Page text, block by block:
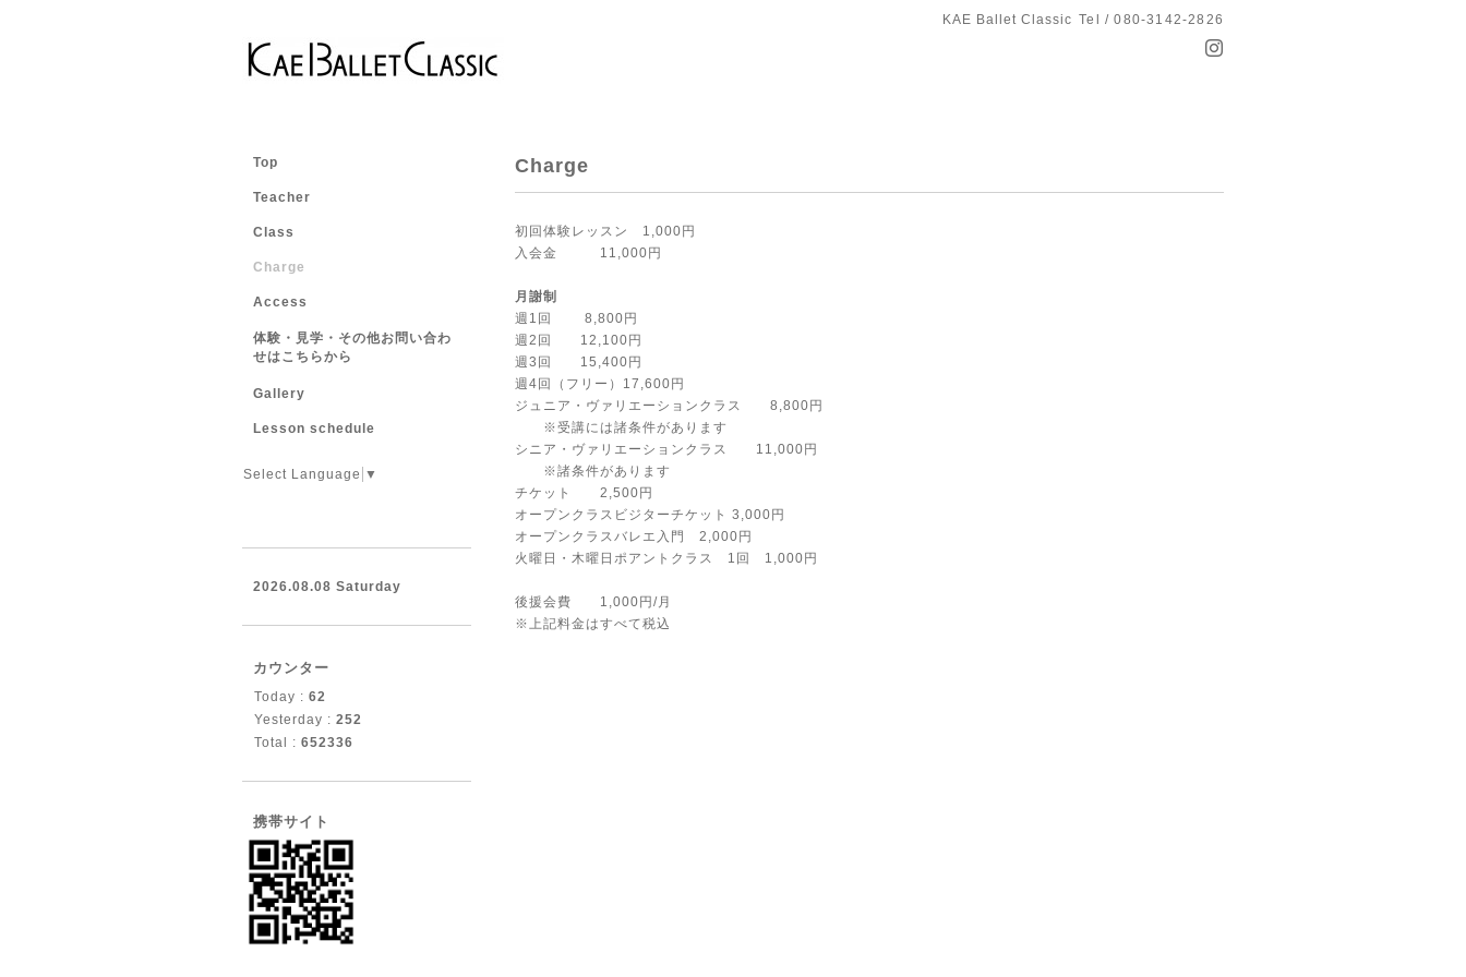
KAE Ballet Classic Tel / 080-3142-2826
Charge
初回体験レッスン 1,000円
入会金 11,000円
月謝制
週1回 8,800円
週2回 12,100円
週3回 15,400円
週4回（フリー）17,600円
ジュニア・ヴァリエーションクラス 8,800円
※受講には諸条件があります
シニア・ヴァリエーションクラス 11,000円
※諸条件があります
チケット 2,500円
オープンクラスビジターチケット 3,000円
オープンクラスバレエ入門 2,000円
火曜日・木曜日ポアントクラス 1回 1,000円
後援会費 1,000円/月
※上記料金はすべて税込
Top
Teacher
Class
Charge
Access
体験・見学・その他お問い合わ
せはこちらから
Gallery
Lesson schedule
Select Language ▼
2026.08.08 Saturday
カウンター
Today : 62
Yesterday : 252
Total : 652336
携帯サイト